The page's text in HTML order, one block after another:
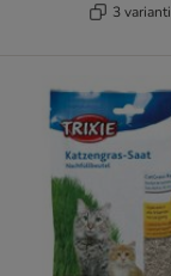
3 varianti